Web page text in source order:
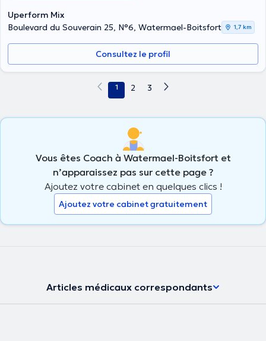
Uperform Mix
Boulevard du Souverain 25, N°6, Watermael-Boitsfort
1,7 km
Consultez le profil
1 2 3
Vous êtes Coach à Watermael-Boitsfort et
n’apparaissez pas sur cette page ?
Ajoutez votre cabinet en quelques clics !
Ajoutez votre cabinet gratuitement
Articles médicaux correspondants